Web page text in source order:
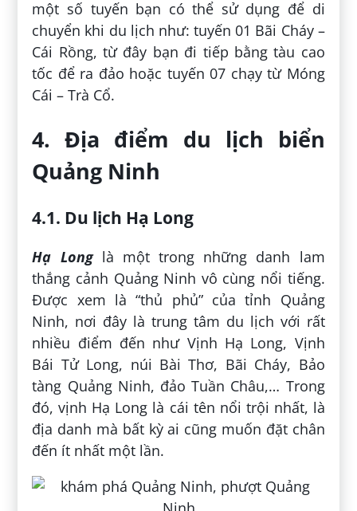
một số tuyến bạn có thể sử dụng để di
chuyển khi du lịch như: tuyến 01 Bãi Cháy –
Cái Rồng, từ đây bạn đi tiếp bằng tàu cao
tốc để ra đảo hoặc tuyến 07 chạy từ Móng
Cái – Trà Cổ.
4. Địa điểm du lịch biển
Quảng Ninh
4.1. Du lịch Hạ Long
Hạ Longlà một trong những danh lam
thắng cảnh Quảng Ninh vô cùng nổi tiếng.
Được xem là “thủ phủ” của tỉnh Quảng
Ninh, nơi đây là trung tâm du lịch với rất
nhiều điểm đến như Vịnh Hạ Long, Vịnh
Bái Tử Long, núi Bài Thơ, Bãi Cháy, Bảo
tàng Quảng Ninh, đảo Tuần Châu,… Trong
đó, vịnh Hạ Long là cái tên nổi trội nhất, là
địa danh mà bất kỳ ai cũng muốn đặt chân
đến ít nhất một lần.